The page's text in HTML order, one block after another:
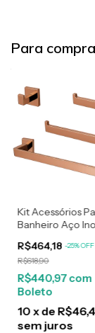
Para
Kit Acessórios
Banheiro Aço
R$464,18 -25%OFF
R$618,90
R$440,97com
Boleto
10 xde
sem juros